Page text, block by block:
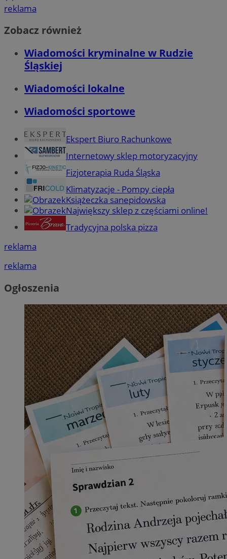
reklama
Zobacz również
Wiadomości kryminalne w Rudzie
Śląskiej
Wiadomości lokalne
Wiadomości sportowe
Ekspert Biuro Rachunkowe
Internetowy sklep motoryzacyjny
Fizjoterapia Ruda Śląska
Klimatyzacje - Pompy ciepła
Książeczka sanepidowska
Największy sklep z częściami online!
Tradycyjna polska pizza
reklama
reklama
Ogłoszenia